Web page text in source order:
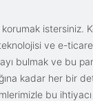
ve e-
bulmak ve bu
kadar her bir
bu ihtiyacı